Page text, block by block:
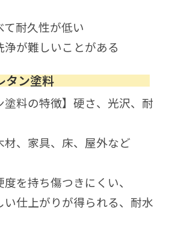
耐久性が低い
が難しいことがある
タン塗料
塗料の特徴】硬さ、光沢、耐
材、家具、床、屋外など
を持ち傷つきにくい、
い仕上がりが得られる、耐水